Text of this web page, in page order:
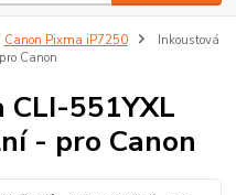
Canon Pixma iP7250
Inkoustová
Canon
551YXL
- pro Canon